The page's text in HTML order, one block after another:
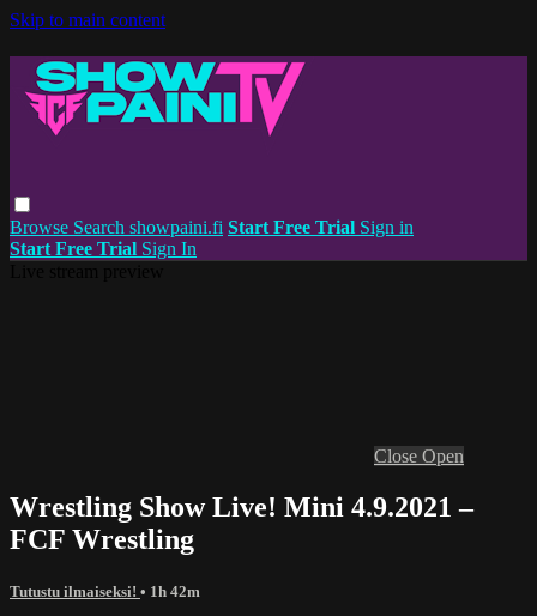
Skip to main content
Browse Search showpaini.fi Start Free Trial Sign in
Start Free Trial Sign In
Close Open
Wrestling Show Live! Mini 4.9.2021 –
FCF Wrestling
Tutustu ilmaiseksi! • 1h 42m